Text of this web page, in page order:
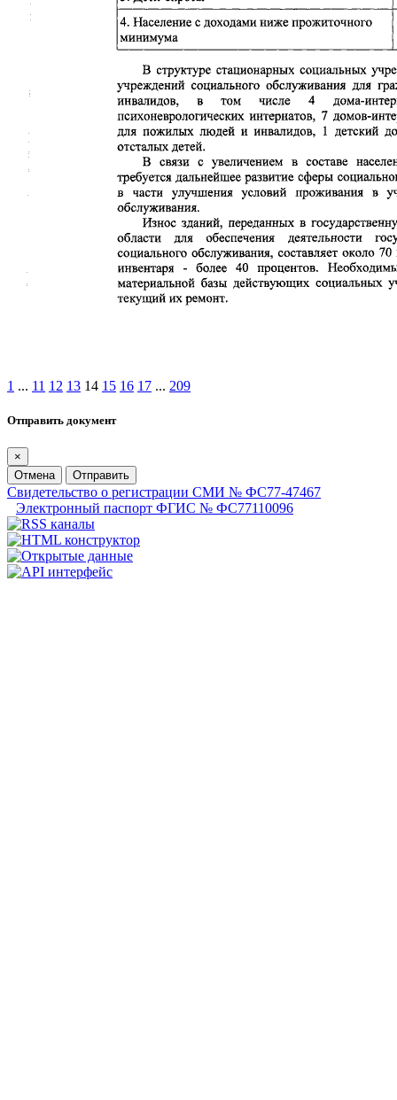
1 ... 11 12 13 14 15 16 17 ... 209
Отправить документ
×
Отмена
Отправить
Свидетельство о регистрации СМИ № ФС77-47467
Электронный паспорт ФГИС № ФС77110096